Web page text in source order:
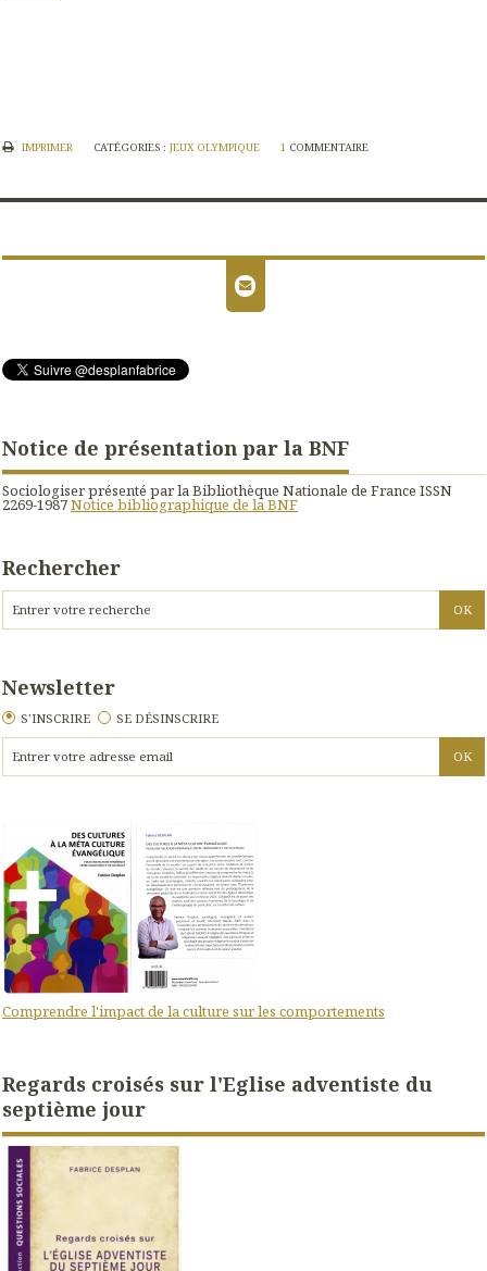
Notice de présentation par la BNF
Sociologiser présenté par la Bibliothèque Nationale de France ISSN
2269-1987Notice bibliographique de la BNF
Rechercher
Newsletter
S'INSCRIRE SE DÉSINSCRIRE
Comprendre l'impact de la culture sur les comportements
Regards croisés sur l'Eglise adventiste du
septième jour
IMPRIMER CATÉGORIES : JEUX OLYMPIQUE 1 COMMENTAIRE